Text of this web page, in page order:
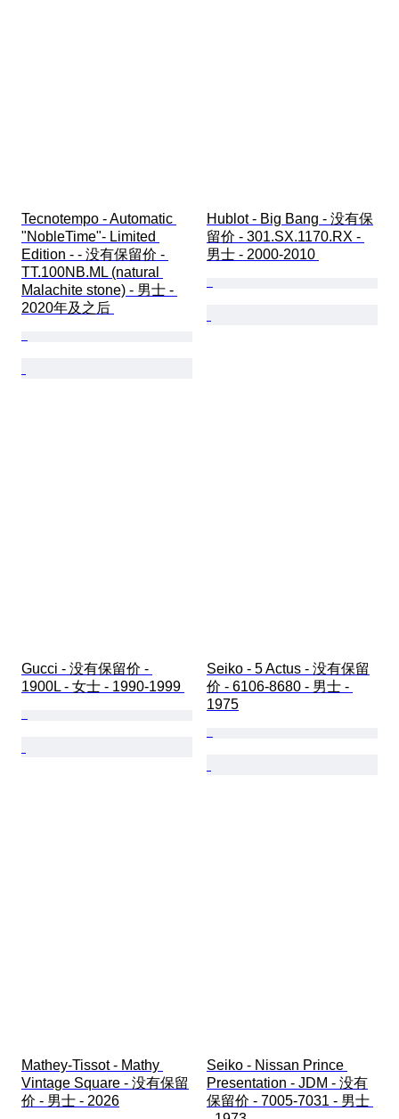
Tecnotempo - Automatic
"NobleTime"- Limited
Edition - - 没有保留价 -
TT.100NB.ML (natural
Malachite stone) - 男士 -
2020年及之后
Hublot - Big Bang - 没有保
留价 - 301.SX.1170.RX -
男士 - 2000-2010
Gucci - 没有保留价 -
1900L - 女士 - 1990-1999
Seiko - 5 Actus - 没有保留
价 - 6106-8680 - 男士 -
1975
Mathey-Tissot - Mathy
Vintage Square - 没有保留
价 - 男士 - 2026
Seiko - Nissan Prince
Presentation - JDM - 没有
保留价 - 7005-7031 - 男士